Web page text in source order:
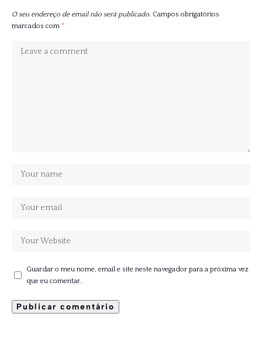
O seu endereço de email não será publicado. Campos obrigatórios
marcados com *
Guardar o meu nome, email e site neste navegador para a próxima vez
que eu comentar.